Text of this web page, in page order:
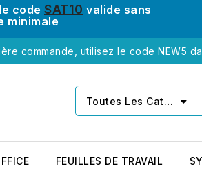
codeSAT10 valide sans
minimale
commande, utilisez le code NEW5
Toutes Les Catégories
FEUILLES DE TRAVAIL